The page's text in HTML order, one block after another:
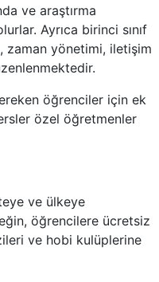
ve araştırma
Ayrıca birinci sınıf
zaman yönetimi, iletişim
öğrenciler için ek
özel öğretmenler
ve ülkeye
öğrencilere ücretsiz
ve hobi kulüplerine